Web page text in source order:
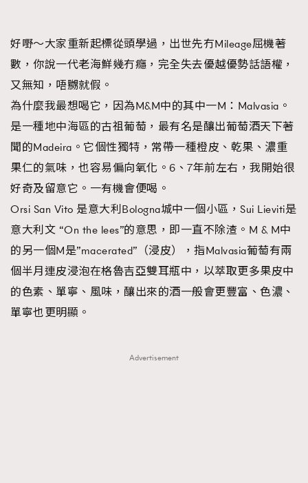
好嘢～大家重新起標從頭學過，出世先冇Mileage屈機著
數，你說一代老海鮮幾冇癮，完全失去優越優勢話語權，
又無知，唔嬲就假。
為什麼我最想喝它，因為M&M中的其中一M：Malvasia。
是一種地中海區的古祖葡萄，最有名是釀出葡萄酒天下著
聞的Madeira。它個性獨特，常帶一種橙皮、乾果、濃重
果仁的氣味，也容易偏向氧化。6、7年前左右，我開始很
好奇及留意它。一有機會便喝。
Orsi San Vito 是意大利Bologna城中一個小區，Sui Lieviti是
意大利文 “On the lees”的意思，即一直不除渣。M & M中
的另一個M是”macerated”（浸皮），指Malvasia葡萄有兩
個半月連皮浸泡在格魯吉亞雙耳瓶中，以萃取更多果皮中
的色素、單寧、風味，釀出來的酒一般會更豐富、色濃、
單寧也更明顯。
Advertisement